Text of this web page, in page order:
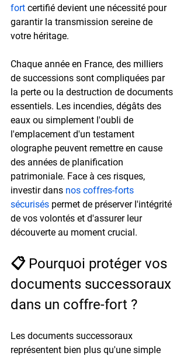
fort certifié devient une nécessité pour
garantir la transmission sereine de
votre héritage.
Chaque année en France, des milliers
de successions sont compliquées par
la perte ou la destruction de documents
essentiels. Les incendies, dégâts des
eaux ou simplement l'oubli de
l'emplacement d'un testament
olographe peuvent remettre en cause
des années de planification
patrimoniale. Face à ces risques,
investir dans nos coffres-forts
sécurisés permet de préserver l'intégrité
de vos volontés et d'assurer leur
découverte au moment crucial.
📋 Pourquoi protéger vos
documents successoraux
dans un coffre-fort ?
Les documents successoraux
représentent bien plus qu'une simple